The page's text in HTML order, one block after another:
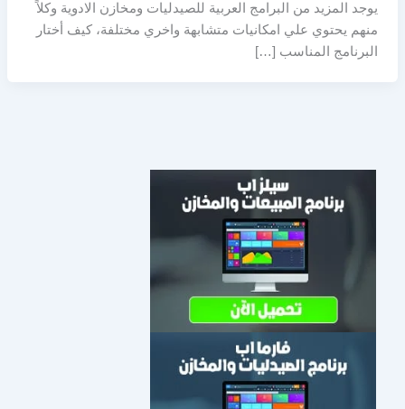
يوجد المزيد من البرامج العربية للصيدليات ومخازن الادوية وكلاً
منهم يحتوي علي امكانيات متشابهة واخري مختلفة، كيف أختار
البرنامج المناسب […]